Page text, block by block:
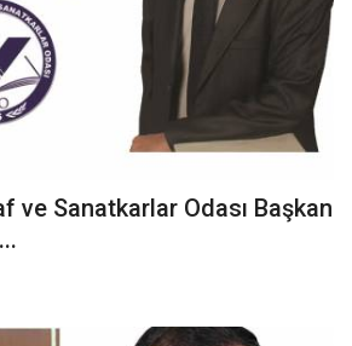
ve Sanatkarlar Odası Başkan